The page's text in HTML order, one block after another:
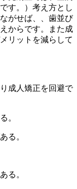
す。）考え方とし
がせば、、歯並び
からです。また成
リットを減らして
成人矯正を回避で
。
る。
る。